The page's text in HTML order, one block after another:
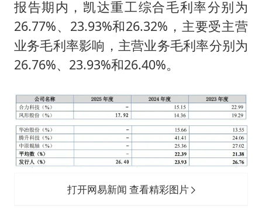
报告期内，凯达重工综合毛利率分别为
26.77%、23.93%和26.32%，主要受主营
业务毛利率影响，主营业务毛利率分别为
26.76%、23.93%和26.40%。
打开网易新闻 查看精彩图片